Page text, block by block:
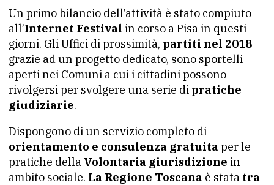
Un primo bilancio dell’attività è stato compiuto
all’Internet Festival in corso a Pisa in questi
giorni. Gli Uffici di prossimità, partiti nel 2018
grazie ad un progetto dedicato, sono sportelli
aperti nei Comuni a cui i cittadini possono
rivolgersi per svolgere una serie di pratiche
giudiziarie.
Dispongono di un servizio completo di
orientamento e consulenza gratuita per le
pratiche della Volontaria giurisdizione in
ambito sociale. La Regione Toscana è stata tra